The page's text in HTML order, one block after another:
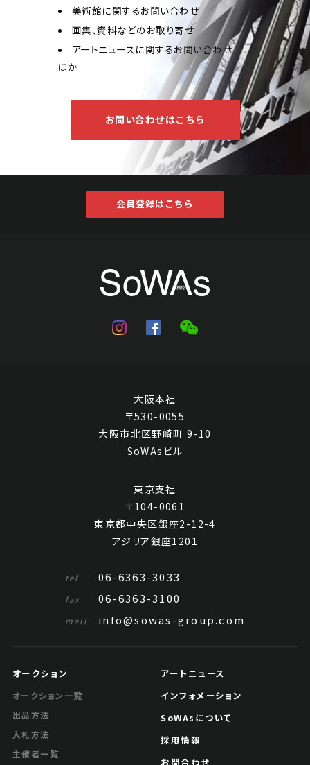
美術館に関するお問い合わせ
画集、資料などのお取り寄せ
アートニュースに関するお問い合わせ
ほか
お問い合わせはこちら
会員登録はこちら
大阪本社
〒530-0055
大阪市北区野崎町 9-10
SoWAsビル
東京支社
〒104-0061
東京都中央区銀座2-12-4
アジリア銀座1201
tel 06-6363-3033
fax 06-6363-3100
mail info@sowas-group.com
オークション
オークション一覧
出品方法
入札方法
主催者一覧
アートニュース
インフォメーション
SoWAsについて
採用情報
お問合わせ